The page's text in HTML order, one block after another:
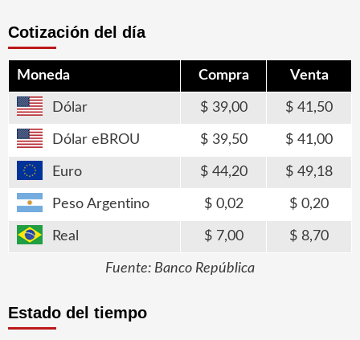
Cotización del día
Moneda Compra Venta
Dólar 39,00 41,50
Dólar eBROU 39,50 41,00
Euro 44,20 49,18
Peso Argentino 0,02 0,20
Real 7,00 8,70
Fuente: Banco República
Estado del tiempo